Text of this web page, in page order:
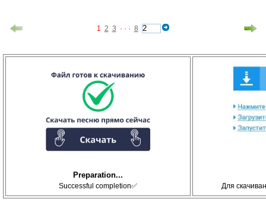
1 2 3 · · · 8
Preparation...
Successful completion✅ Для